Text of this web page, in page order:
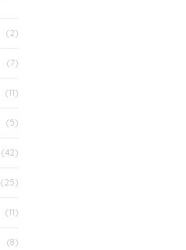
(2)
(7)
(11)
(5)
(42)
(25)
(11)
(8)